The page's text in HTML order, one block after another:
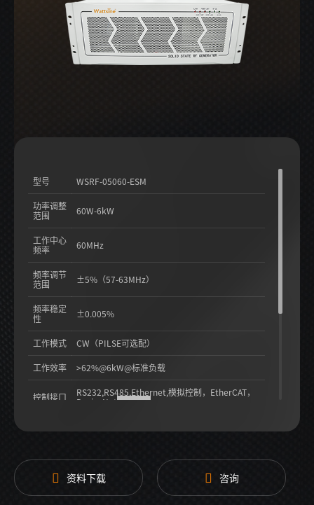
型号 WSRF-05060-ESM
功率调整
范围
60W-6kW
工作中心
频率
60MHz
频率调节
范围
±5%（57-63MHz）
频率稳定
性
±0.005%
工作模式 CW（PILSE可选配）
工作效率 >62%@6kW@标准负载
控制接口
RS232,RS485,Ethernet,模拟控制，EtherCAT，
DeviceNet（选配）
接口
冷却方式 水冷为主，风冷为辅
资料下载 咨询